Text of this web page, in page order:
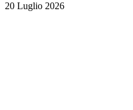
20 Luglio 2026